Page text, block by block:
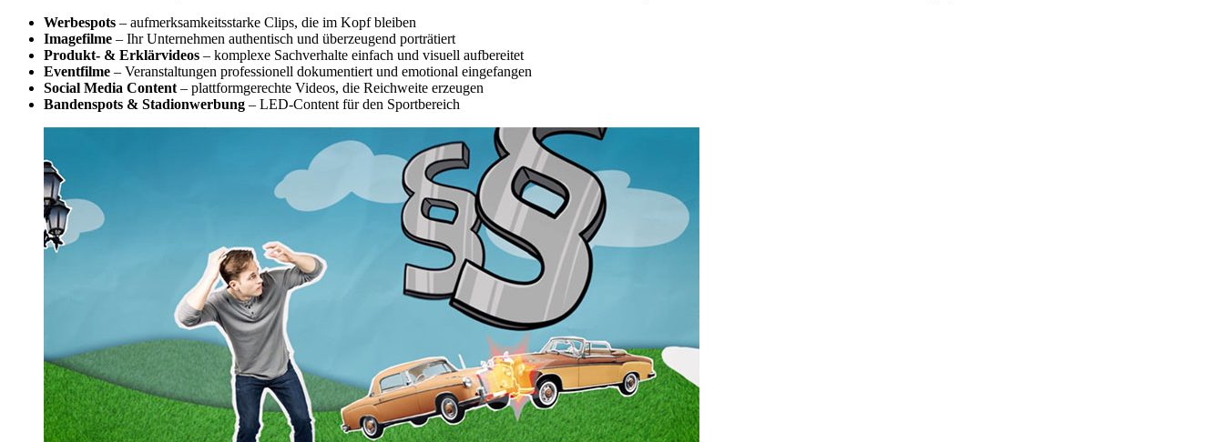
Werbespots – aufmerksamkeitsstarke Clips, die im Kopf bleiben
Imagefilme – Ihr Unternehmen authentisch und überzeugend porträtiert
Produkt- & Erklärvideos – komplexe Sachverhalte einfach und visuell aufbereitet
Eventfilme – Veranstaltungen professionell dokumentiert und emotional eingefangen
Social Media Content – plattformgerechte Videos, die Reichweite erzeugen
Bandenspots & Stadionwerbung – LED-Content für den Sportbereich